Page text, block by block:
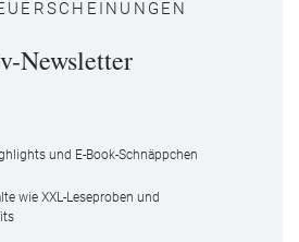
Newsletter
und E-Book-Schnäppchen
wie XXL-Leseproben und